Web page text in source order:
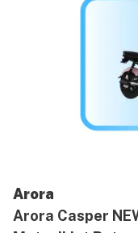
Arora
Arora Casper